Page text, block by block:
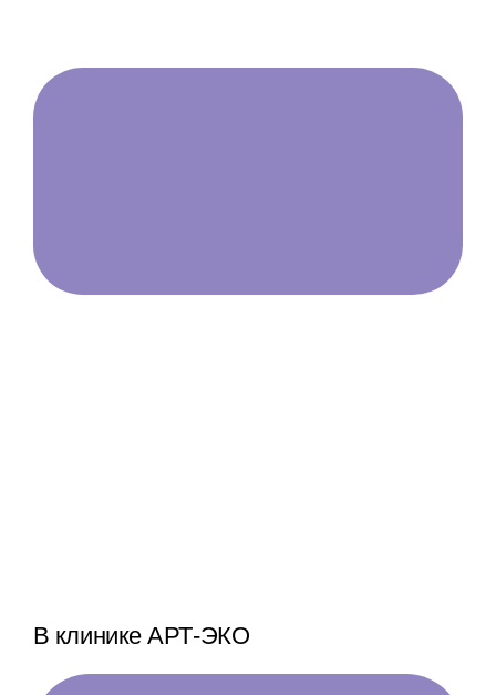
В клинике АРТ-ЭКО